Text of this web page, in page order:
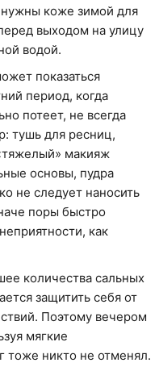
нужны коже зимой для
выходом на улицу
водой.
показаться
период, когда
потеет, не всегда
тушь для ресниц,
макияж
основы, пудра
не следует наносить
поры быстро
как
количества сальных
защитить себя от
Поэтому вечером
мягкие
тоже никто не отменял.